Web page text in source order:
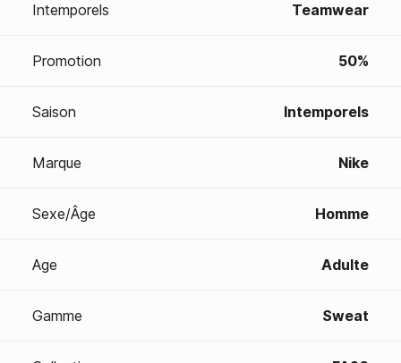
Intemporels Teamwear
Promotion 50%
Saison Intemporels
Marque Nike
Sexe/Âge Homme
Age Adulte
Gamme Sweat